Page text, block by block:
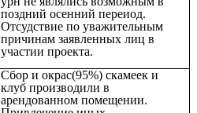
поздний осенний переиод.
Отсудствие по уважительным
причинам заявленных лиц в
участии проекта.
Сбор и окрас(95%) скамеек и
клуб производили в
арендованном помещении.